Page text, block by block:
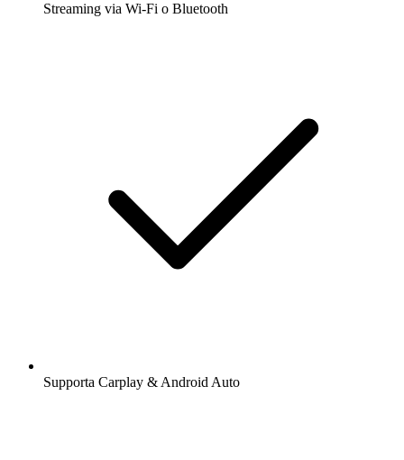
Streaming via Wi-Fi o Bluetooth
Supporta Carplay & Android Auto